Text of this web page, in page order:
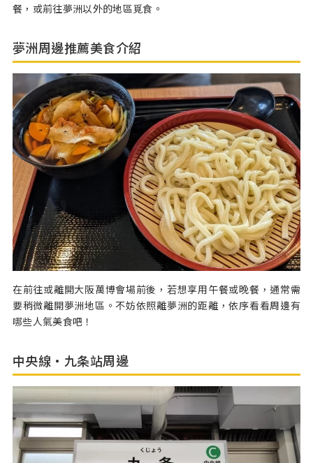
餐，或前往夢洲以外的地區覓食。
夢洲周邊推薦美食介紹
在前往或離開大阪萬博會場前後，若想享用午餐或晚餐，通常需
要稍微離開夢洲地區。不妨依照離夢洲的距離，依序看看周邊有
哪些人氣美食吧！
中央線・九条站周邊